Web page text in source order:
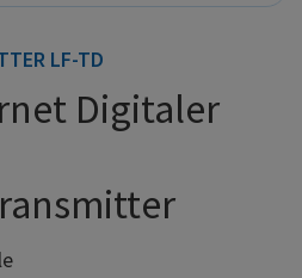
LF-TD
Digitaler